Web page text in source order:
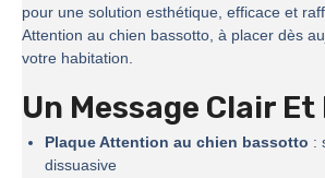
pour une solution esthétique, efficace et
Attention au chien bassotto, à placer dès
votre habitation.
Un Message Clair
Plaque Attention au chien bassotto :
dissuasive